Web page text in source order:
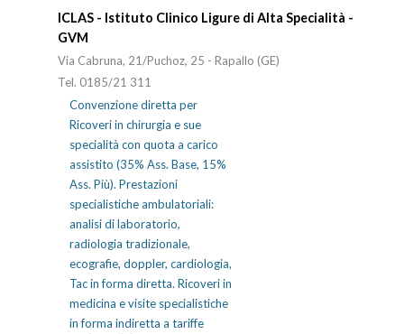
ICLAS - Istituto Clinico Ligure di Alta Specialità -
GVM
Via Cabruna, 21/Puchoz, 25 - Rapallo (GE)
Tel. 0185/21 311
Convenzione diretta per
Ricoveri in chirurgia e sue
specialità con quota a carico
assistito (35% Ass. Base, 15%
Ass. Più). Prestazioni
specialistiche ambulatoriali:
analisi di laboratorio,
radiologia tradizionale,
ecografie, doppler, cardiologia,
Tac in forma diretta. Ricoveri in
medicina e visite specialistiche
in forma indiretta a tariffe